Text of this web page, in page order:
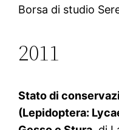
Borsa di studio
2011
Stato di
(Lepidoptera: